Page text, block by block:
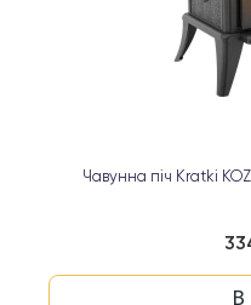
Чавунна піч Kratki
В